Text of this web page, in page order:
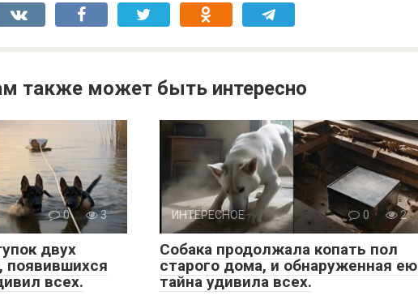
также может быть интересно
0 3
двух
появившихся
всех.
ИНТЕРЕСНОЕ 0 2
Собака продолжала копать пол
старого дома, и обнаруженная ею
тайна удивила всех.